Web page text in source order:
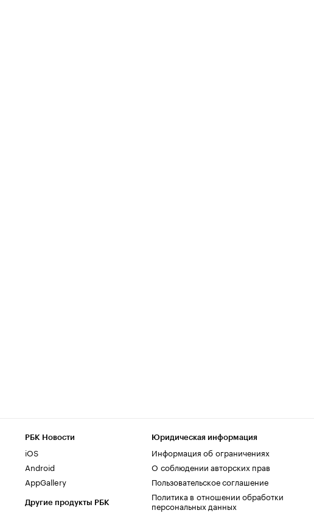
РБК Новости
iOS
Android
AppGallery
Другие продукты РБК
Юридическая информация
Информация об ограничениях
О соблюдении авторских прав
Пользовательское соглашение
Политика в отношении обработки
персональных данных